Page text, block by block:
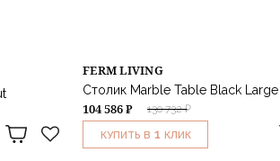
FERM LIVING
Столик Marble Table Black Large
130 732 ₽
104 586 ₽
КУПИТЬ В 1 КЛИК